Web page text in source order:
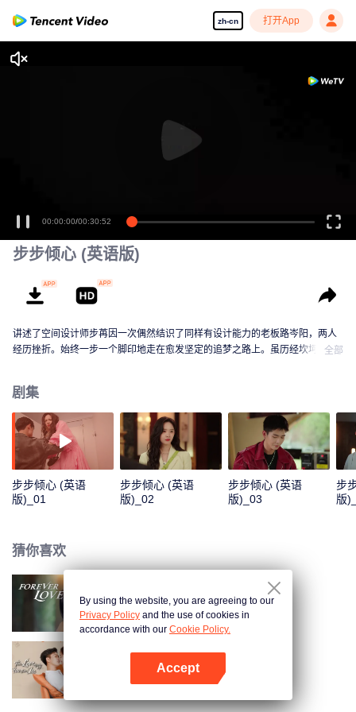
zh-cn 打开App
00:00:00/00:30:52
步步倾心 (英语版)
讲述了空间设计师步苒因一次偶然结识了同样有设计能力的老板路岑阳，两人
经历挫折。始终一步一个脚印地走在愈发坚定的追梦之路上。虽历经坎坷，仍
全部
剧集
步步倾心 (英语
版)_01
步步倾心 (英语
版)_02
步步倾心 (英语
版)_03
步
版
猜你喜欢
盲心千金（英语版）
你给我的喜欢 (英语版）
By using the website, you are agreeing to our
Privacy Policy and the use of cookies in
accordance with our Cookie Policy.
Accept